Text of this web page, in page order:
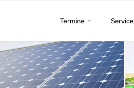
content
Termine Service